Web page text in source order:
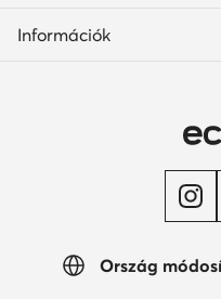
Ország
Információk